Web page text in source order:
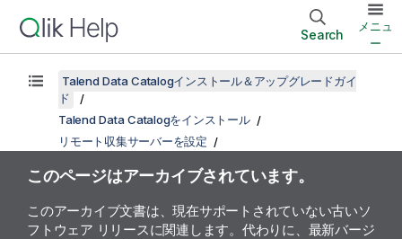
Search
メニュ
ー
Talend Data Catalogインストール＆アップグレードガイ
ド
Talend Data Catalogをインストール
リモート収集サーバーを設定
このページはアーカイブされています。
このアーカイブ文書は、現在サポートされていない古いソ
フトウェア リリースに関連します。代わりに、最新バージ